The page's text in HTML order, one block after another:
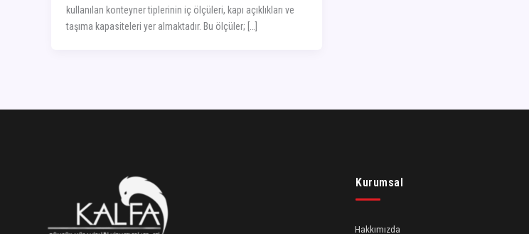
kullanılan konteyner tiplerinin iç ölçüleri, kapı açıklıkları ve
taşıma kapasiteleri yer almaktadır. Bu ölçüler; […]
Kurumsal
Hakkımızda